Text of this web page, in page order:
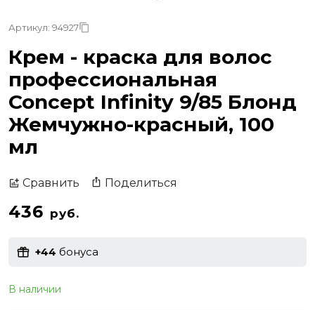
Артикул: 94927
Крем - краска для волос
профессиональная
Concept Infinity 9/85 Блонд
Жемчужно-красный, 100
мл
Сравнить Поделиться
436 руб.
+44 бонуса
В наличии